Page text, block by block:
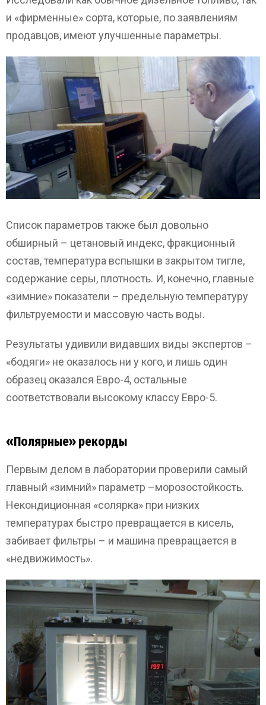
и «фирменные» сорта, которые, по заявлениям
продавцов, имеют улучшенные параметры.
Список параметров также был довольно
обширный – цетановый индекс, фракционный
состав, температура вспышки в закрытом тигле,
содержание серы, плотность. И, конечно, главные
«зимние» показатели – предельную температуру
фильтруемости и массовую часть воды.
Результаты удивили видавших виды экспертов –
«бодяги» не оказалось ни у кого, и лишь один
образец оказался Евро-4, остальные
соответствовали высокому классу Евро-5.
«Полярные» рекорды
Первым делом в лаборатории проверили самый
главный «зимний» параметр –морозостойкость.
Некондиционная «солярка» при низких
температурах быстро превращается в кисель,
забивает фильтры – и машина превращается в
«недвижимость».